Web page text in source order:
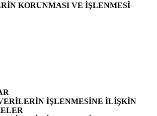
KORUNMASI VE İŞLENMESİ
İŞLENMESİNE İLİŞKİN